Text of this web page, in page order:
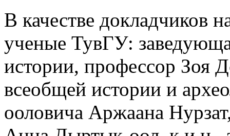
В качестве докладчиков
ученые ТувГУ:
истории, профессор Зоя
всеобщей истории и
ооловича Аржаана